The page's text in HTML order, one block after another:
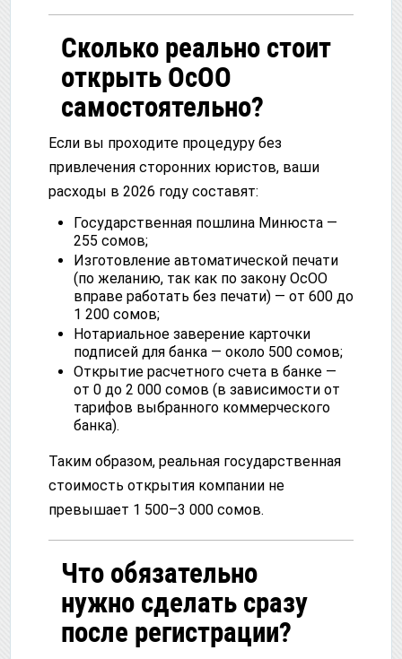
Сколько реально стоит
открыть ОсОО
самостоятельно?
Если вы проходите процедуру без
привлечения сторонних юристов, ваши
расходы в 2026 году составят:
Государственная пошлина Минюста —
255 сомов;
Изготовление автоматической печати
(по желанию, так как по закону ОсОО
вправе работать без печати) — от 600 до
1 200 сомов;
Нотариальное заверение карточки
подписей для банка — около 500 сомов;
Открытие расчетного счета в банке —
от 0 до 2 000 сомов (в зависимости от
тарифов выбранного коммерческого
банка).
Таким образом, реальная государственная
стоимость открытия компании не
превышает 1 500–3 000 сомов.
Что обязательно
нужно сделать сразу
после регистрации?